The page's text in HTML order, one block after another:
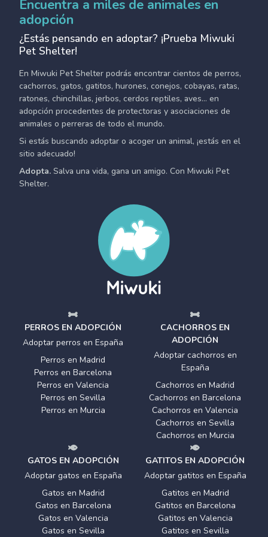
Encuentra a miles de animales en
adopción
¿Estás pensando en adoptar? ¡Prueba Miwuki
Pet Shelter!
En Miwuki Pet Shelter podrás encontrar cientos de perros,
cachorros, gatos, gatitos, hurones, conejos, cobayas, ratas,
ratones, chinchillas, jerbos, cerdos reptiles, aves... en
adopción procedentes de protectoras y asociaciones de
animales o perreras de todo el mundo.
Si estás buscando adoptar o acoger un animal, ¡estás en el
sitio adecuado!
Adopta. Salva una vida, gana un amigo. Con Miwuki Pet
Shelter.
PERROS EN ADOPCIÓN
Adoptar perros en España
Perros en Madrid
Perros en Barcelona
Perros en Valencia
Perros en Sevilla
Perros en Murcia
CACHORROS EN
ADOPCIÓN
Adoptar cachorros en
España
Cachorros en Madrid
Cachorros en Barcelona
Cachorros en Valencia
Cachorros en Sevilla
Cachorros en Murcia
GATOS EN ADOPCIÓN
Adoptar gatos en España
Gatos en Madrid
Gatos en Barcelona
Gatos en Valencia
Gatos en Sevilla
GATITOS EN ADOPCIÓN
Adoptar gatitos en España
Gatitos en Madrid
Gatitos en Barcelona
Gatitos en Valencia
Gatitos en Sevilla